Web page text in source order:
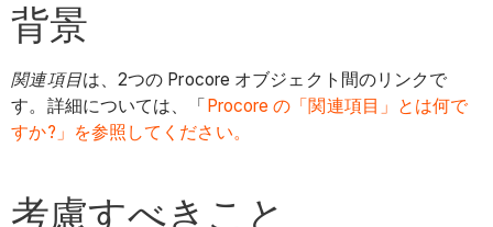
背景
関連項目は、2つの Procore オブジェクト間のリンクで
す。詳細については、「Procore の「関連項目」とは何で
すか?」を参照してください。
考慮すべきこと